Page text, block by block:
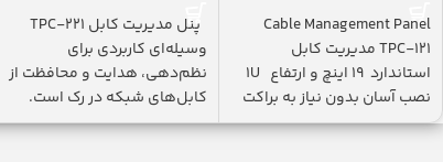
Cable Management Panel
TPC-121 مدیریت کابل
استاندارد ۱۹ اینچ و ارتفاع 1U
نصب آسان بدون نیاز به براکت
دارای
پنل مدیریت کابل TPC-221
وسیله‌ای کاربردی برای
نظم‌دهی، هدایت و محافظت از
کابل‌های شبکه در رک است.
این مدل